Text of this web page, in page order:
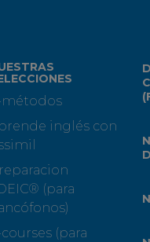
métodos
inglés con
(para
(para